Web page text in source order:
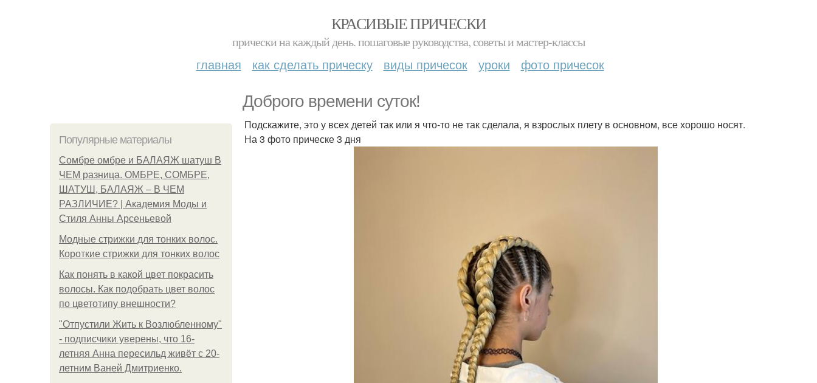
КРАСИВЫЕ ПРИЧЕСКИ
прически на каждый день. пошаговые руководства, советы и мастер-классы
главная как сделать прическу виды причесок уроки фото причесок
Доброго времени суток!
Популярные материалы
Сомбре омбре и БАЛАЯЖ шатуш В
ЧЕМ разница. ОМБРЕ, СОМБРЕ,
ШАТУШ, БАЛАЯЖ – В ЧЕМ
РАЗЛИЧИЕ? | Академия Моды и
Стиля Анны Арсеньевой
Модные стрижки для тонких волос.
Короткие стрижки для тонких волос
Как понять в какой цвет покрасить
волосы. Как подобрать цвет волос
по цветотипу внешности?
"Отпустили Жить к Возлюбленному"
- подписчики уверены, что 16-
летняя Анна пересильд живёт с 20-
летним Ваней Дмитриенко.
Подскажите, это у всех детей так или я что-то не так сделала, я взрослых плету в основном, все хорошо носят.
На 3 фото прическе 3 дня